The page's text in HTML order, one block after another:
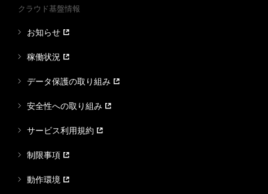
クラウド基盤情報
お知らせ
稼働状況
データ保護の取り組み
安全性への取り組み
サービス利用規約
制限事項
動作環境